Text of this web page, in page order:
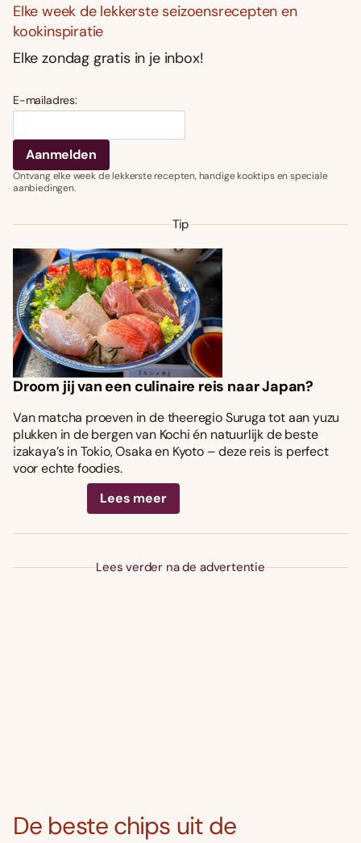
Elke week de lekkerste seizoensrecepten en
kookinspiratie
Elke zondag gratis in je inbox!
E-mailadres:
Ontvang elke week de lekkerste recepten, handige kooktips en speciale
aanbiedingen.
Tip
Droom jij van een culinaire reis naar Japan?
Van matcha proeven in de theeregio Suruga tot aan yuzu
plukken in de bergen van Kochi én natuurlijk de beste
izakaya’s in Tokio, Osaka en Kyoto – deze reis is perfect
voor echte foodies.
Lees meer
Lees verder na de advertentie
De beste chips uit de